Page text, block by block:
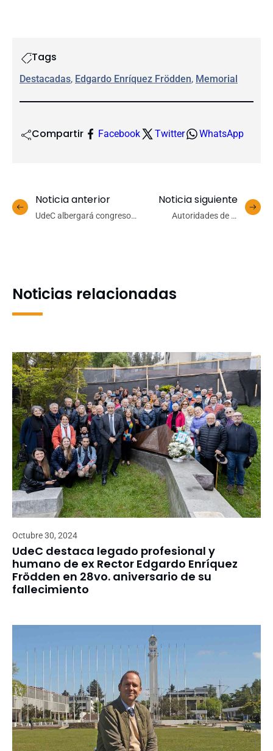
Tags
Destacadas, Edgardo Enríquez Frödden, Memorial
Compartir Facebook Twitter WhatsApp
Noticia anterior
UdeC albergará congreso
Noticia siguiente
Autoridades de la
Noticias relacionadas
Octubre 30, 2024
UdeC destaca legado profesional y
humano de ex Rector Edgardo Enríquez
Frödden en 28vo. aniversario de su
fallecimiento